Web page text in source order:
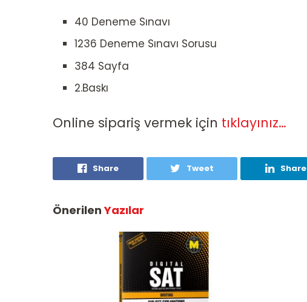
40 Deneme Sınavı
1236 Deneme Sınavı Sorusu
384 Sayfa
2.Baskı
Online sipariş vermek için tıklayınız…
Share Tweet Share
ÖnerilenYazılar